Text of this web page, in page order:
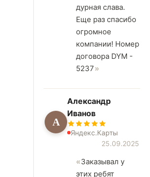
дурная слава.
Еще раз спасибо
огромное
компании! Номер
договора DYM -
5237
А
Александр
Иванов
Яндекс.Карты
25.09.2025
Заказывал у
этих ребят